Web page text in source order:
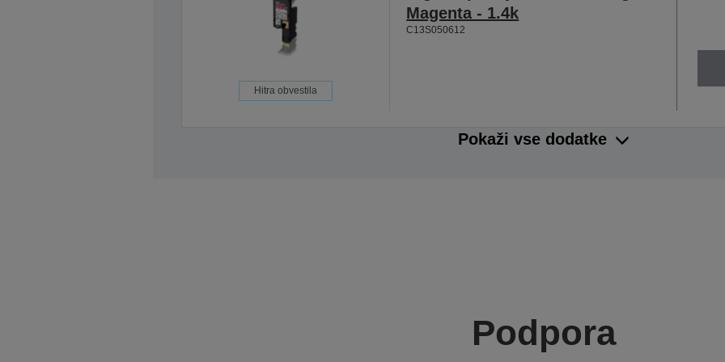
Hitra obvestila
Magenta - 1.4k
C13S050612
Pokaži vse dodatke
Podpora